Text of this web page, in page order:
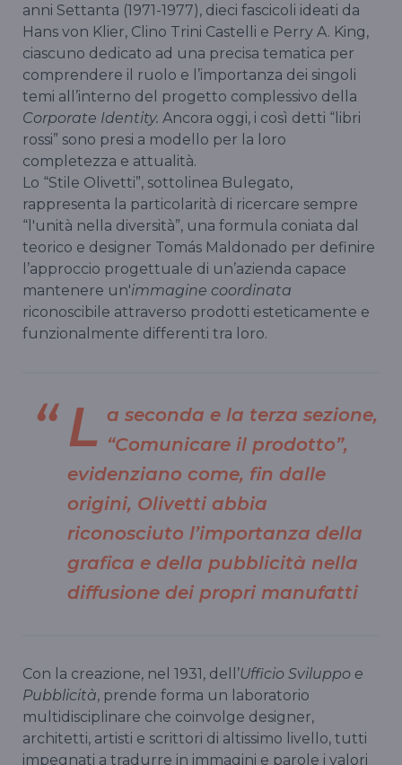
anni Settanta (1971-1977), dieci fascicoli ideati da
Hans von Klier, Clino Trini Castelli e Perry A. King,
ciascuno dedicato ad una precisa tematica per
comprendere il ruolo e l’importanza dei singoli
temi all’interno del progetto complessivo della
Corporate Identity. Ancora oggi, i così detti “libri
rossi” sono presi a modello per la loro
completezza e attualità.
Lo “Stile Olivetti”, sottolinea Bulegato,
rappresenta la particolarità di ricercare sempre
“l'unità nella diversità”, una formula coniata dal
teorico e designer Tomás Maldonado per definire
l’approccio progettuale di un’azienda capace
mantenere un'immagine coordinata
riconoscibile attraverso prodotti esteticamente e
funzionalmente differenti tra loro.
L a seconda e la terza sezione,
“Comunicare il prodotto”,
evidenziano come, fin dalle
origini, Olivetti abbia
riconosciuto l’importanza della
grafica e della pubblicità nella
diffusione dei propri manufatti
Con la creazione, nel 1931, dell’Ufficio Sviluppo e
Pubblicità, prende forma un laboratorio
multidisciplinare che coinvolge designer,
architetti, artisti e scrittori di altissimo livello, tutti
impegnati a tradurre in immagini e parole i valori